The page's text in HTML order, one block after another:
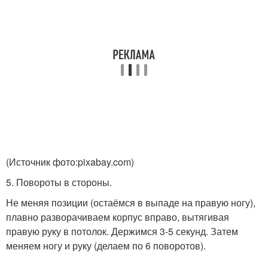
(Источник фото:pixabay.com)
5. Повороты в стороны.
Не меняя позиции (остаёмся в выпаде на правую ногу),
плавно разворачиваем корпус вправо, вытягивая
правую руку в потолок. Держимся 3-5 секунд. Затем
меняем ногу и руку (делаем по 6 поворотов).